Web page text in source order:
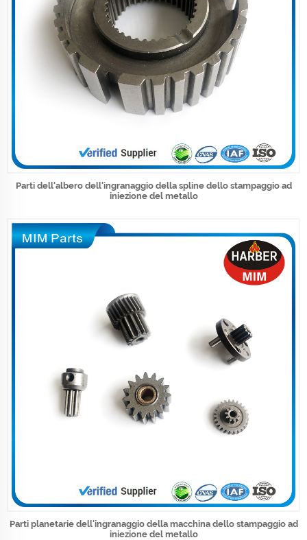
Parti dell'albero dell'ingranaggio della spline dello stampaggio ad
iniezione del metallo
Parti planetarie dell'ingranaggio della macchina dello stampaggio ad
iniezione del metallo